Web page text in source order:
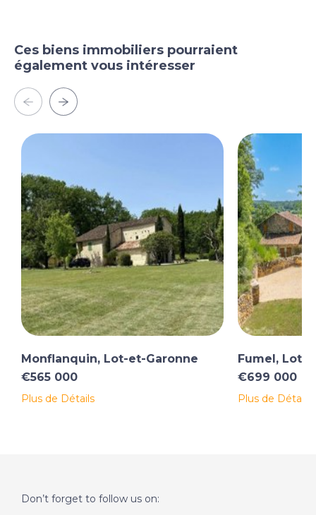
Ces biens immobiliers pourraient
également vous intéresser
Monflanquin, Lot-et-Garonne
€565 000
Plus de Détails
Fumel, Lot-
€699 000
Plus de Détails
Don’t forget to follow us on: